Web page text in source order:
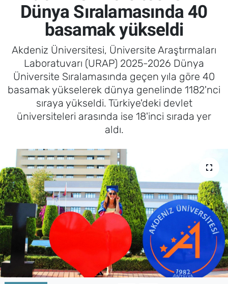
Dünya Sıralamasında 40
basamak yükseldi
Akdeniz Üniversitesi, Üniversite Araştırmaları
Laboratuvarı (URAP) 2025-2026 Dünya
Üniversite Sıralamasında geçen yıla göre 40
basamak yükselerek dünya genelinde 1182'nci
sıraya yükseldi. Türkiye'deki devlet
üniversiteleri arasında ise 18'inci sırada yer
aldı.